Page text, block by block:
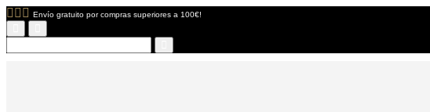
Envío gratuito por compras superiores a 100€!